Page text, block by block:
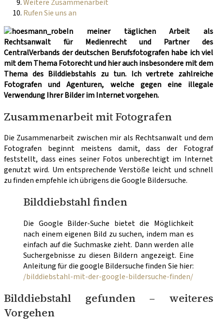
Weitere Zusammenarbeit
Rufen Sie uns an
In meiner täglichen Arbeit als
Rechtsanwalt für Medienrecht und Partner des
CentralVerbands der deutschen Berufsfotografen habe ich viel
mit dem Thema Fotorecht und hier auch insbesondere mit dem
Thema des Bilddiebstahls zu tun. Ich vertrete zahlreiche
Fotografen und Agenturen, welche gegen eine illegale
Verwendung Ihrer Bilder im Internet vorgehen.
Zusammenarbeit mit Fotografen
Die Zusammenarbeit zwischen mir als Rechtsanwalt und dem
Fotografen beginnt meistens damit, dass der Fotograf
feststellt, dass eines seiner Fotos unberechtigt im Internet
genutzt wird. Um entsprechende Verstöße leicht und schnell
zu finden empfehle ich übrigens die Google Bildersuche.
Bilddiebstahl finden
Die Google Bilder-Suche bietet die Möglichkeit
nach einem eigenen Bild zu suchen, indem man es
einfach auf die Suchmaske zieht. Dann werden alle
Suchergebnisse zu diesen Bildern angezeigt. Eine
Anleitung für die google Bildersuche finden Sie hier:
/bilddiebstahl-mit-der-google-bildersuche-finden/
Bilddiebstahl gefunden – weiteres
Vorgehen